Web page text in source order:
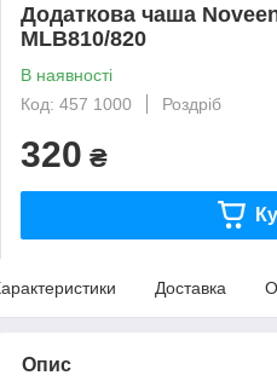
Додаткова чаша
MLB810/820
В наявності
Код: 457 1000
Роздріб
320 ₴
Доставка
Опис